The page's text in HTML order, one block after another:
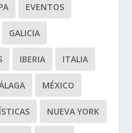
EVENTOS
GALICIA
IBERIA ITALIA
MÉXICO
NUEVA YORK